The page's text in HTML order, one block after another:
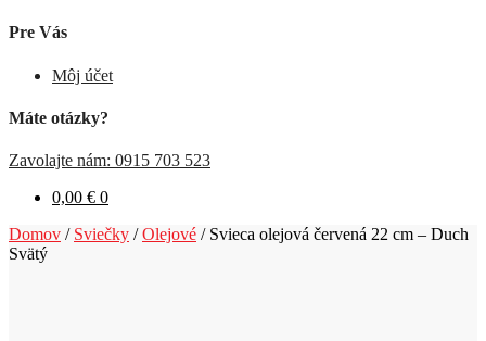
Pre Vás
Môj účet
Máte otázky?
Zavolajte nám: 0915 703 523
0,00 € 0
Domov / Sviečky /Olejové / Svieca olejová červená 22 cm – Duch
Svätý